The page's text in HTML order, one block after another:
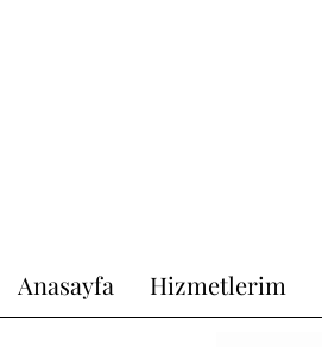
Anasayfa Hizmetlerim